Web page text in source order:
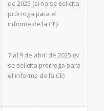
de 2025 (si no se solicita
prórroga para el
informe de la CE)
7 al 9 de abril de 2025 (si
se solicita prórroga para
el informe de la CE)